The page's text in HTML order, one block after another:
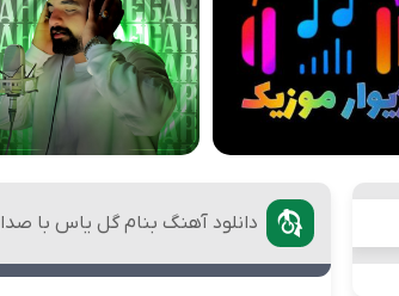
دانلود آهنگ بنام گل یاس با